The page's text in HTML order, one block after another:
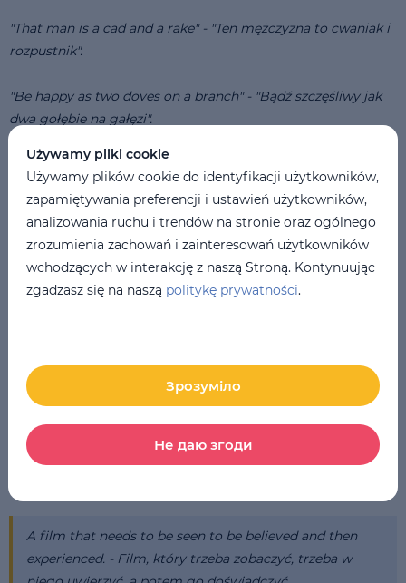
"That man is a cad and a rake" - "Ten mężczyzna to cwaniak i
rozpustnik".
"Be happy as two doves on a branch" - "Bądź szczęśliwy jak
dwa gołębie na gałęzi".
"This emotionality is unseemly" - "Ta emocjonalność jest
niestosowna".
"We’re all masters of our own ship" - "Wszyscy jesteśmy
kapitanami własnych statków”
Jaki będzie skutek przemiany Belli i kogo dokładnie autor
odpowiedź zaskoczy!
Krytyczka Charlotte Harrison podsumowała film
A film that needs to be seen to be believed and then
experienced. - Film, który trzeba zobaczyć, trzeba w
Używamy pliki cookie
Używamy plików cookie do identyfikacji użytkowników,
zapamiętywania preferencji i ustawień użytkowników,
analizowania ruchu i trendów na stronie oraz ogólnego
zrozumienia zachowań i zainteresowań użytkowników
wchodzących w interakcję z naszą Stroną. Kontynuując
zgadzasz się na naszą politykę prywatności.
Зрозуміло
Не даю згоди